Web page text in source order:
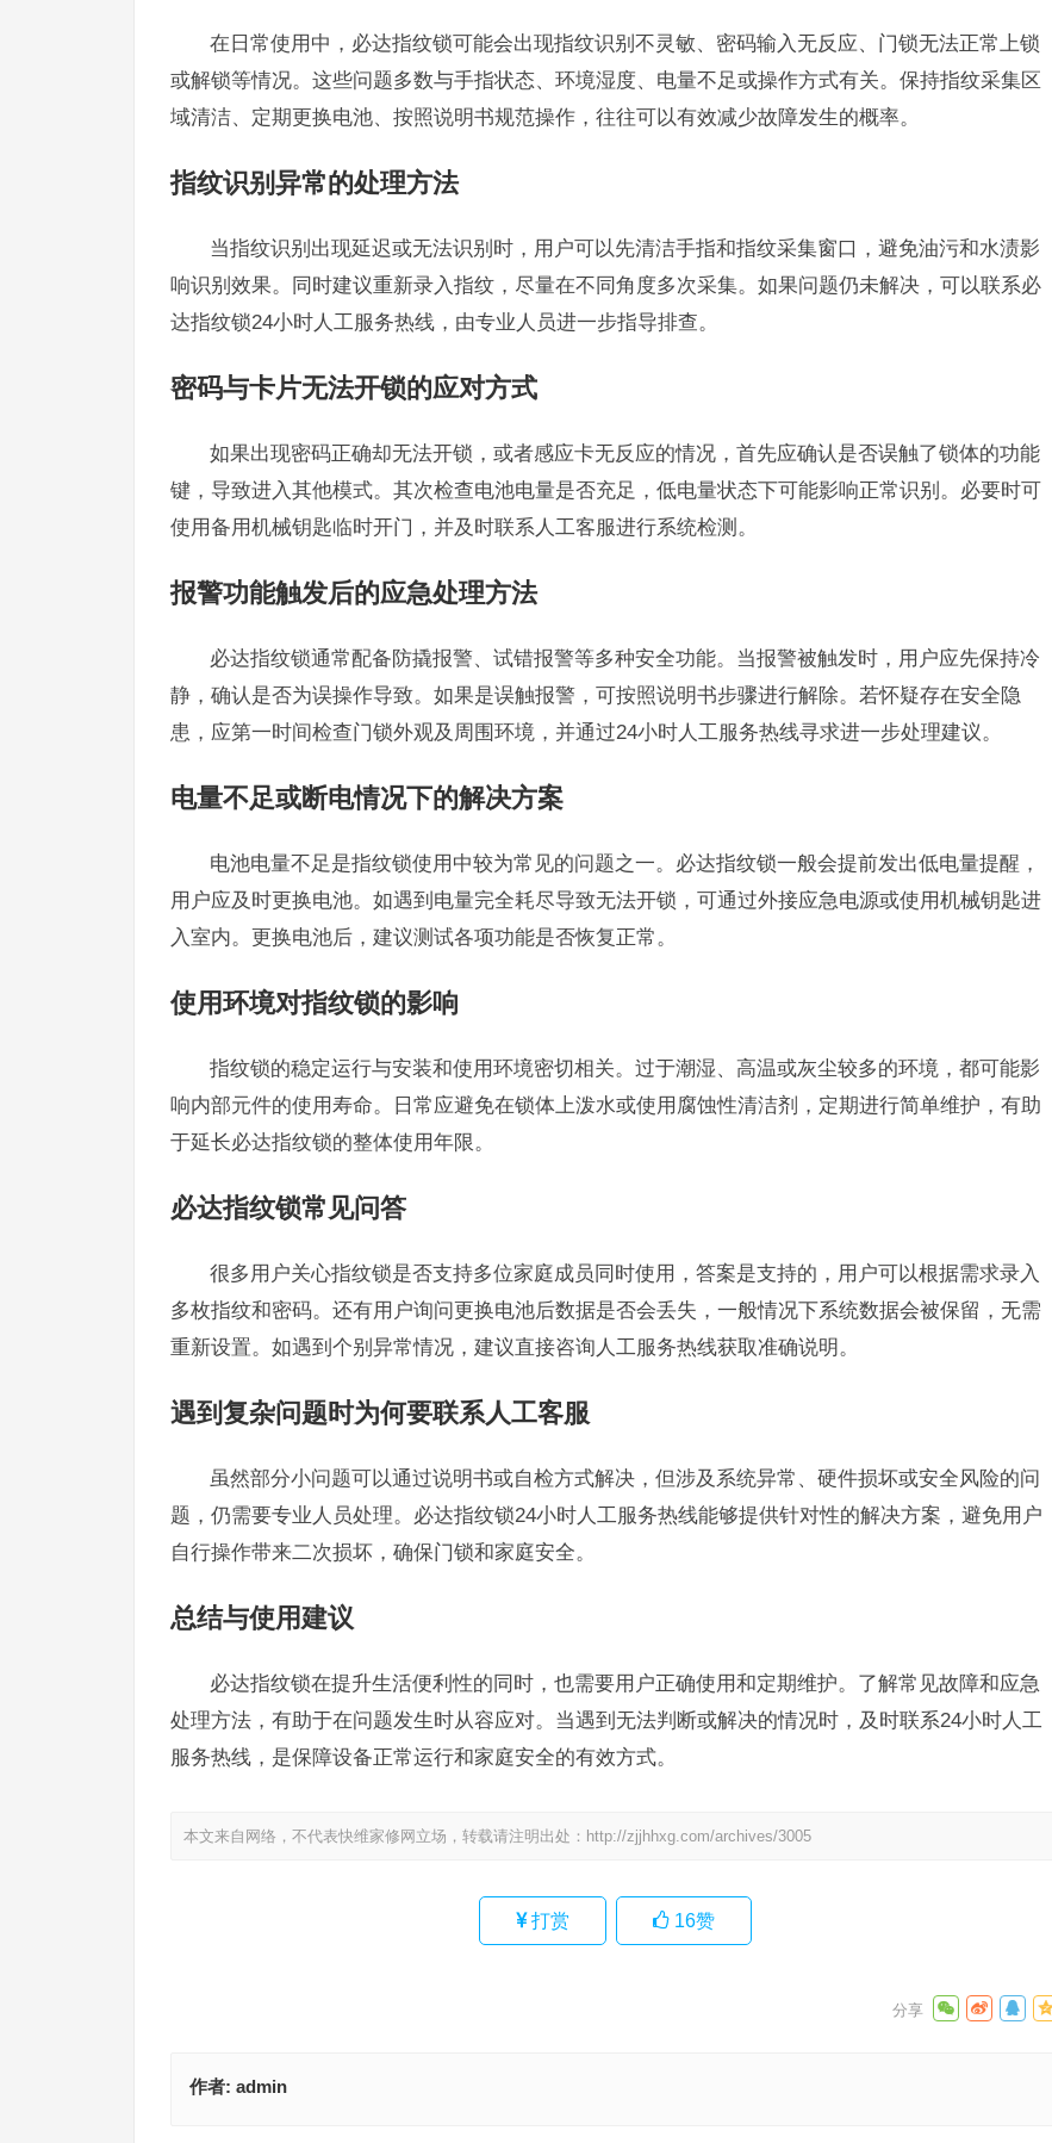
在日常使用中，必达指纹锁可能会出现指纹识别不灵敏、密码输入无反应、门锁无法正常上锁
或解锁等情况。这些问题多数与手指状态、环境湿度、电量不足或操作方式有关。保持指纹采集区
域清洁、定期更换电池、按照说明书规范操作，往往可以有效减少故障发生的概率。
指纹识别异常的处理方法
当指纹识别出现延迟或无法识别时，用户可以先清洁手指和指纹采集窗口，避免油污和水渍影
响识别效果。同时建议重新录入指纹，尽量在不同角度多次采集。如果问题仍未解决，可以联系必
达指纹锁24小时人工服务热线，由专业人员进一步指导排查。
密码与卡片无法开锁的应对方式
如果出现密码正确却无法开锁，或者感应卡无反应的情况，首先应确认是否误触了锁体的功能
键，导致进入其他模式。其次检查电池电量是否充足，低电量状态下可能影响正常识别。必要时可
使用备用机械钥匙临时开门，并及时联系人工客服进行系统检测。
报警功能触发后的应急处理方法
必达指纹锁通常配备防撬报警、试错报警等多种安全功能。当报警被触发时，用户应先保持冷
静，确认是否为误操作导致。如果是误触报警，可按照说明书步骤进行解除。若怀疑存在安全隐
患，应第一时间检查门锁外观及周围环境，并通过24小时人工服务热线寻求进一步处理建议。
电量不足或断电情况下的解决方案
电池电量不足是指纹锁使用中较为常见的问题之一。必达指纹锁一般会提前发出低电量提醒，
用户应及时更换电池。如遇到电量完全耗尽导致无法开锁，可通过外接应急电源或使用机械钥匙进
入室内。更换电池后，建议测试各项功能是否恢复正常。
使用环境对指纹锁的影响
指纹锁的稳定运行与安装和使用环境密切相关。过于潮湿、高温或灰尘较多的环境，都可能影
响内部元件的使用寿命。日常应避免在锁体上泼水或使用腐蚀性清洁剂，定期进行简单维护，有助
于延长必达指纹锁的整体使用年限。
必达指纹锁常见问答
很多用户关心指纹锁是否支持多位家庭成员同时使用，答案是支持的，用户可以根据需求录入
多枚指纹和密码。还有用户询问更换电池后数据是否会丢失，一般情况下系统数据会被保留，无需
重新设置。如遇到个别异常情况，建议直接咨询人工服务热线获取准确说明。
遇到复杂问题时为何要联系人工客服
虽然部分小问题可以通过说明书或自检方式解决，但涉及系统异常、硬件损坏或安全风险的问
题，仍需要专业人员处理。必达指纹锁24小时人工服务热线能够提供针对性的解决方案，避免用户
自行操作带来二次损坏，确保门锁和家庭安全。
总结与使用建议
必达指纹锁在提升生活便利性的同时，也需要用户正确使用和定期维护。了解常见故障和应急
处理方法，有助于在问题发生时从容应对。当遇到无法判断或解决的情况时，及时联系24小时人工
服务热线，是保障设备正常运行和家庭安全的有效方式。
本文来自网络，不代表快维家修网立场，转载请注明出处： http://zjjhhxg.com/archives/3005
打赏 16赞
作者: admin